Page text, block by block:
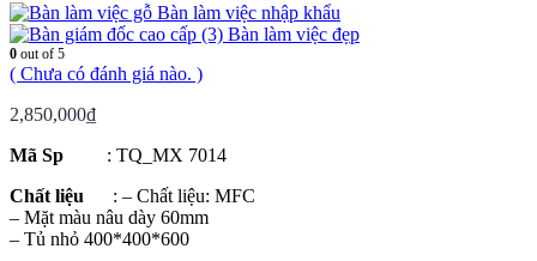
Bàn làm việc nhập khẩu
Bàn làm việc đẹp
0 out of 5
( Chưa có đánh giá nào. )
2,850,000₫
Mã Sp : TQ_MX 7014
Chất liệu
: – Chất liệu: MFC
– Mặt màu nâu dày 60mm
– Tủ nhỏ 400*400*600